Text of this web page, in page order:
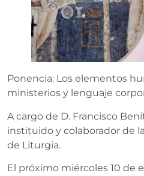
Ponencia: Los elementos
ministerios y lenguaje
A cargo de D. Francisco
instituido y colaborador de
de Liturgia.
El próximo miércoles 10 de